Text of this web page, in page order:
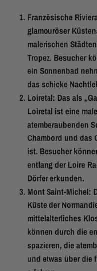
Französische
glamouröser
malerischen
Tropez. Besucher
ein Sonnenbad
das schicke
Loiretal: Das als
Loiretal ist eine
atemberaubenden
Chambord und das
ist. Besucher
entlang der Loire
Dörfer erkunden.
Mont Saint-Michel:
Küste der
mittelalterliches
können durch die
spazieren, die
und etwas über die